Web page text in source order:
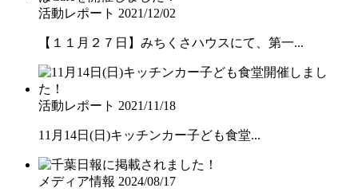
活動レポート 2021/12/02
【１１月２７日】みちくさハウスにて、第一...
活動レポート 2021/11/18
11月14日(日)キッチンカー子ども食堂...
メディア情報 2024/08/17